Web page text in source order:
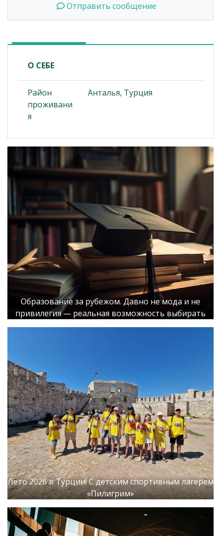
Отправить сообщение
О СЕБЕ
Район
проживани
я
Анталья, Турция
Образование за рубежом. Давно не мода и не
привилегия — реальная возможность выбирать
Лето 2026 в Турции! С детским спортивным лагерем
«Пилигрим»